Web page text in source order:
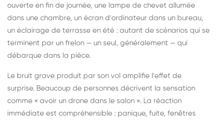
ouverte en fin de journée, une lampe de chevet allumée
dans une chambre, un écran d'ordinateur dans un bureau,
un éclairage de terrasse en été : autant de scénarios qui se
terminent par un frelon — un seul, généralement — qui
débarque dans la pièce.
Le bruit grave produit par son vol amplifie l'effet de
surprise. Beaucoup de personnes décrivent la sensation
comme « avoir un drone dans le salon ». La réaction
immédiate est compréhensible : panique, fuite, fenêtres